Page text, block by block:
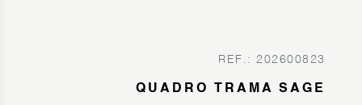
REF.: 202600823
QUADRO TRAMA SAGE